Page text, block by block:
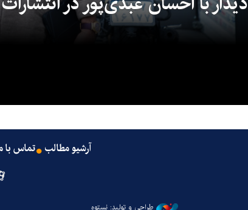
آرشیو مطالب تماس با
طراحی و تولید: نستوه